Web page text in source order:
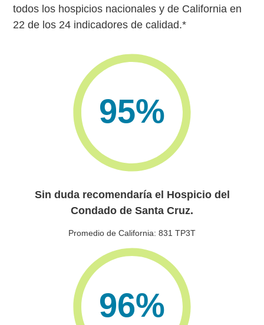
todos los hospicios nacionales y de California en
22 de los 24 indicadores de calidad.*
95%
Sin duda recomendaría el Hospicio del
Condado de Santa Cruz.
Promedio de California: 831 TP3T
96%